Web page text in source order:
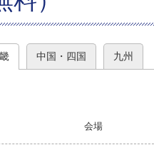
中国・四国 九州
会場